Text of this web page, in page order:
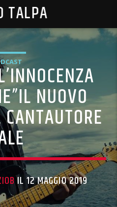
TALPA
NUOVO
IL 12 MAGGIO 2019